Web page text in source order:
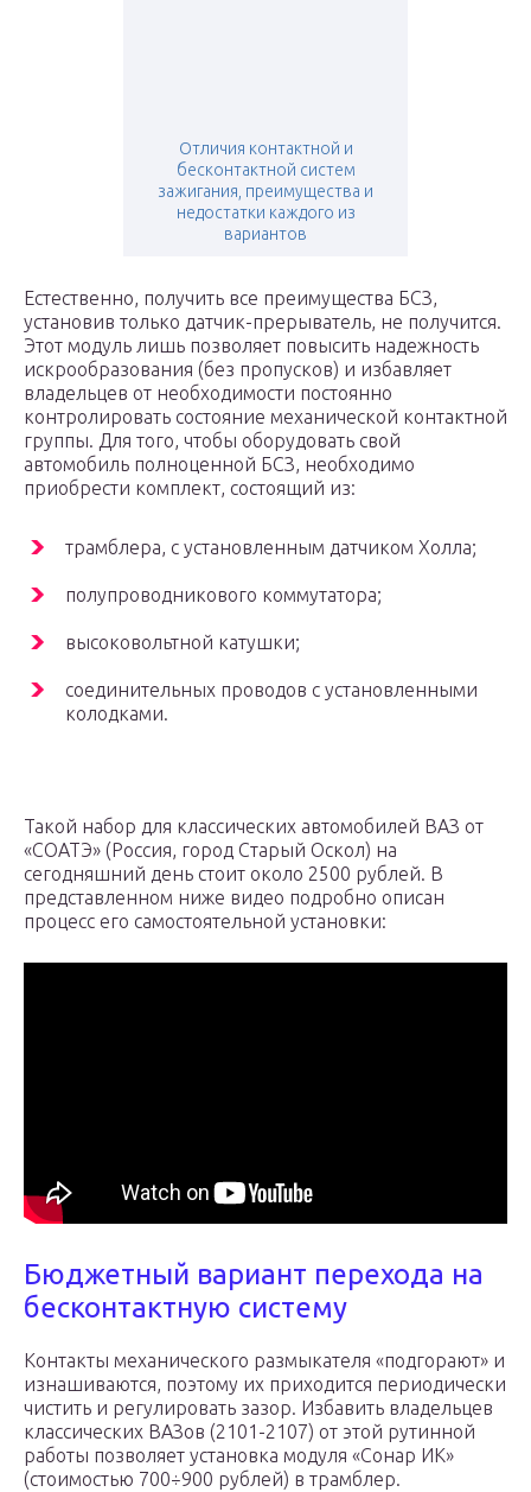
Отличия контактной и
бесконтактной систем
зажигания, преимущества и
недостатки каждого из
вариантов
Естественно, получить все преимущества БСЗ,
установив только датчик-прерыватель, не получится.
Этот модуль лишь позволяет повысить надежность
искрообразования (без пропусков) и избавляет
владельцев от необходимости постоянно
контролировать состояние механической контактной
группы. Для того, чтобы оборудовать свой
автомобиль полноценной БСЗ, необходимо
приобрести комплект, состоящий из:
трамблера, с установленным датчиком Холла;
полупроводникового коммутатора;
высоковольтной катушки;
соединительных проводов с установленными
колодками.
Такой набор для классических автомобилей ВАЗ от
«СОАТЭ» (Россия, город Старый Оскол) на
сегодняшний день стоит около 2500 рублей. В
представленном ниже видео подробно описан
процесс его самостоятельной установки:
Бюджетный вариант перехода на
бесконтактную систему
Контакты механического размыкателя «подгорают» и
изнашиваются, поэтому их приходится периодически
чистить и регулировать зазор. Избавить владельцев
классических ВАЗов (2101-2107) от этой рутинной
работы позволяет установка модуля «Сонар ИК»
(стоимостью 700÷900 рублей) в трамблер.